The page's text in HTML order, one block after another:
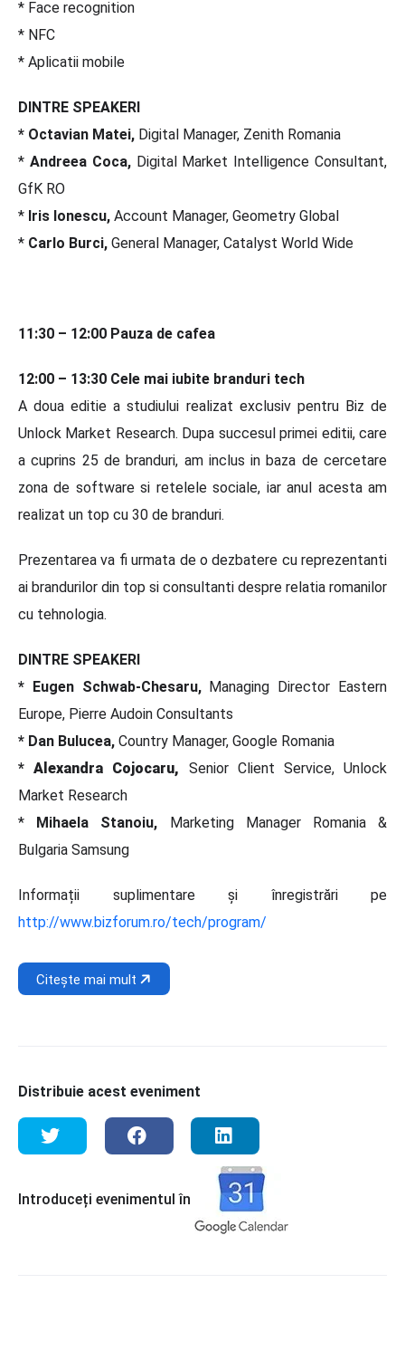
* Face recognition
* NFC
* Aplicatii mobile
DINTRE SPEAKERI
* Octavian Matei, Digital Manager, Zenith Romania
* Andreea Coca,Digital Market Intelligence Consultant,
GfK RO
* Iris Ionescu, Account Manager, Geometry Global
* Carlo Burci, General Manager, Catalyst World Wide
11:30 – 12:00 Pauza de cafea
12:00 – 13:30 Cele mai iubite branduri tech
A doua editie a studiului realizat exclusiv pentru Biz de
Unlock Market Research. Dupa succesul primei editii, care
a cuprins 25 de branduri, am inclus in baza de cercetare
zona de software si retelele sociale, iar anul acesta am
realizat un top cu 30 de branduri.
Prezentarea va fi urmata de o dezbatere cu reprezentanti
ai brandurilor din top si consultanti despre relatia romanilor
cu tehnologia.
DINTRE SPEAKERI
* Eugen Schwab-Chesaru,Managing Director Eastern
Europe, Pierre Audoin Consultants
* Dan Bulucea, Country Manager, Google Romania
*Alexandra Cojocaru, Senior Client Service, Unlock
Market Research
* Mihaela Stanoiu, Marketing Manager Romania &
Bulgaria Samsung
Informații suplimentare și înregistrări pe
http://www.bizforum.ro/tech/program/
Citește mai mult
Distribuie acest eveniment
Introduceți evenimentul în